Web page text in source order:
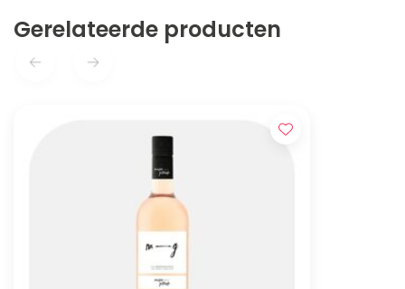
Gerelateerde producten